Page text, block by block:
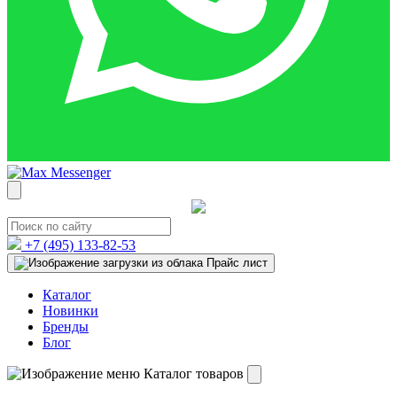
+7 (495) 133-82-53
Прайс лист
Каталог
Новинки
Бренды
Блог
Каталог товаров